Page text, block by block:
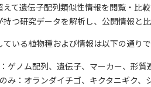
えて遺伝子配列類似性情報を閲覧・比
持つ研究データを解析し、公開情報と
いる植物種および情報は以下の通りで
ゲノム配列、遺伝子、マーカー、形
み：オランダイチゴ、キクタニギク